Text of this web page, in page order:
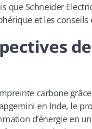
que Schneider
et les conseils
carbone
en Inde, le
d’énergie en